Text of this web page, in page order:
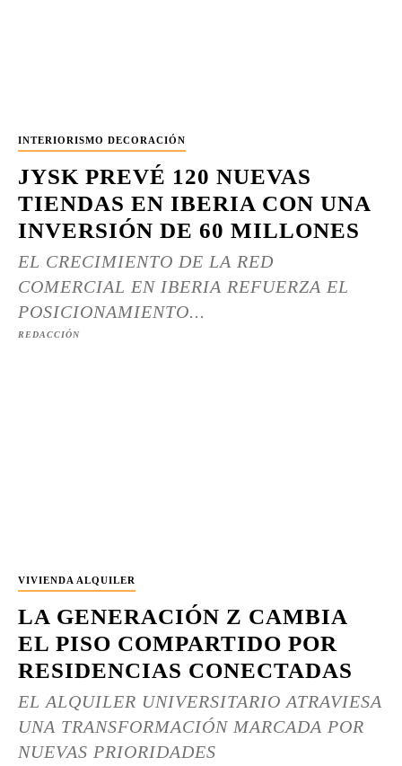
INTERIORISMO DECORACIÓN
JYSK PREVÉ 120 NUEVAS
TIENDAS EN IBERIA CON UNA
INVERSIÓN DE 60 MILLONES
EL CRECIMIENTO DE LA RED
COMERCIAL EN IBERIA REFUERZA EL
POSICIONAMIENTO...
REDACCIÓN
VIVIENDA ALQUILER
LA GENERACIÓN Z CAMBIA
EL PISO COMPARTIDO POR
RESIDENCIAS CONECTADAS
EL ALQUILER UNIVERSITARIO ATRAVIESA
UNA TRANSFORMACIÓN MARCADA POR
NUEVAS PRIORIDADES